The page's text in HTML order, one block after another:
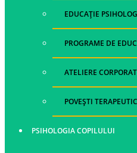
EDUCAȚIE
PROGRAME DE
ATELIERE
POVEȘTI
PSIHOLOGIA COPILULUI